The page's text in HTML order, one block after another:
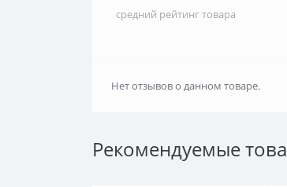
средний рейтинг товара
Нет отзывов о данном товаре.
Рекомендуемые